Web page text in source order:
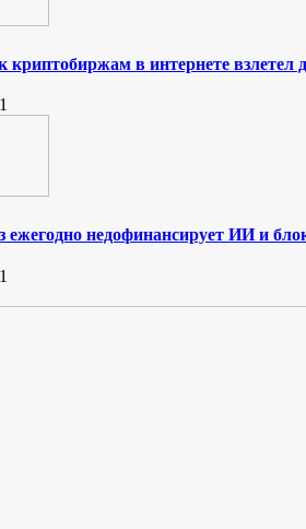
криптобиржам в интернете взлетел
ежегодно недофинансирует ИИ и